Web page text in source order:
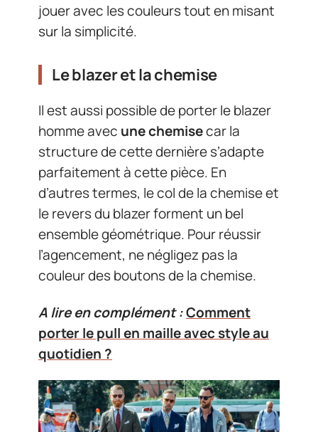
jouer avec les couleurs tout en misant
sur la simplicité.
Le blazer et la chemise
Il est aussi possible de porter le blazer
homme avec une chemisecar la
structure de cette dernière s’adapte
parfaitement à cette pièce. En
d’autres termes, le col de la chemise et
le revers du blazer forment un bel
ensemble géométrique. Pour réussir
l’agencement, ne négligez pas la
couleur des boutons de la chemise.
A lire en complément :Comment
porter le pull en maille avec style au
quotidien ?